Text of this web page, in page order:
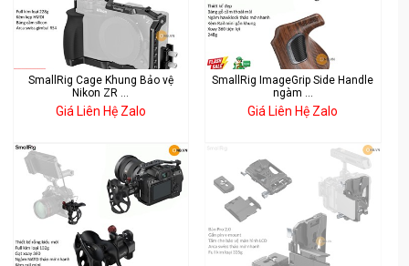
SmallRig Cage Khung Bảo vệ
Nikon ZR ...
Giá Liên Hệ Zalo
SmallRig ImageGrip Side Handle
ngàm ...
Giá Liên Hệ Zalo